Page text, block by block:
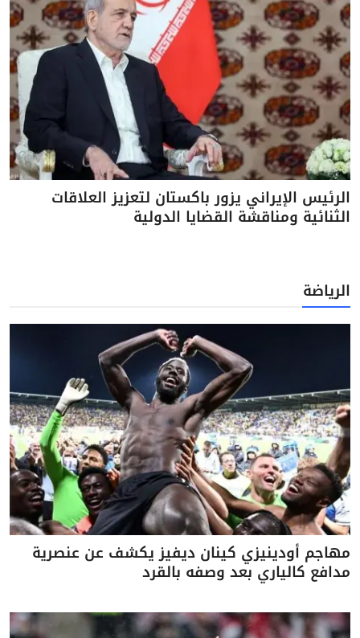
الرئيس الإيراني يزور باكستان لتعزيز العلاقات
الثنائية ومناقشة القضايا الدولية
الرياضة
مهاجم أودينيزي كينان ديفيز يكشف عن عنصرية
مدافع كالياري بعد وصفه بالقرد